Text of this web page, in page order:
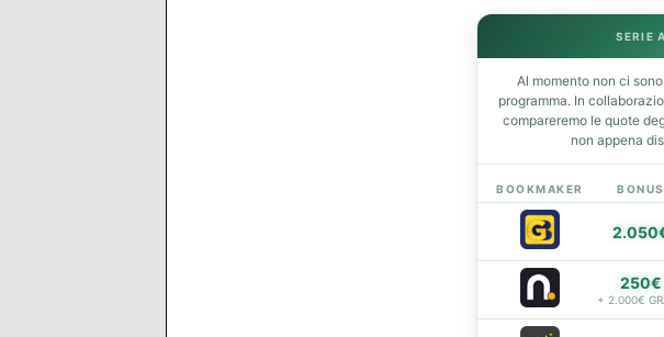
SERIE A
Al momento non ci
programma. In
compareremo le quote
non appena
BOOKMAKER BONUS
250€
+ 2.000€